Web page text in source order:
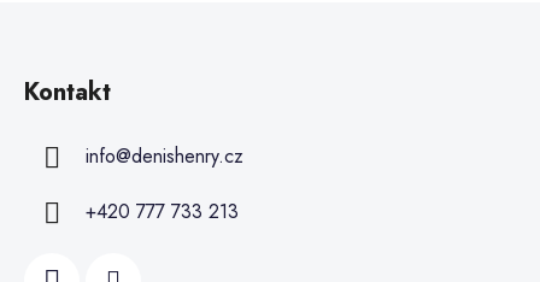
Kontakt
info@denishenry.cz
+420 777 733 213